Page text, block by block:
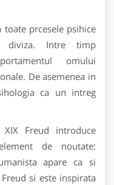
toate prcesele psihice
Intre timp
omului
De asemenea in
ca un intreg
Freud introduce
de noutate:
apare ca si
si este inspirata